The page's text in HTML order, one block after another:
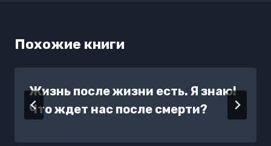
Похожие книги
Жизнь после жизни есть. Я знаю!
Что ждет нас после смерти?